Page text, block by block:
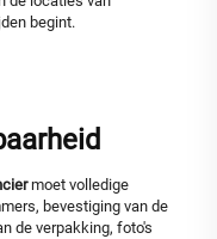
begint.
moet volledige
bevestiging van de
de verpakking, foto's